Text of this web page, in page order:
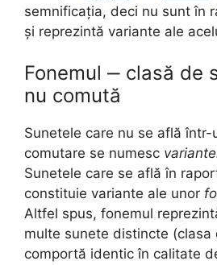
semnificația, deci nu sunt în
și reprezintă variante ale
Fonemul ‒ clasă de
nu comută
Sunetele care nu se află
comutare se numesc
Sunetele care se află în
constituie variante ale unor
Altfel spus, fonemul
multe sunete distincte (clasa
comportă identic în calitate